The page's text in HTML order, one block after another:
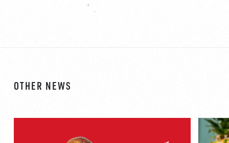
OTHER NEWS